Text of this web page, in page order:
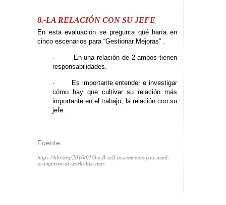
8.-LA RELACIÓN CON SU JEFE
En esta evaluación se pregunta qué haría en
cinco escenarios para “Gestionar Mejoras” .
· En una relación de 2 ambos tienen
responsabilidades.
· Es importante entender e investigar
cómo hay que cultivar su relación más
importante en el trabajo, la relación con su
jefe.
Fuente:
https://hbr.org/2016/01/the-8-self-assessments-you-need-
to-improve-at-work-this-year